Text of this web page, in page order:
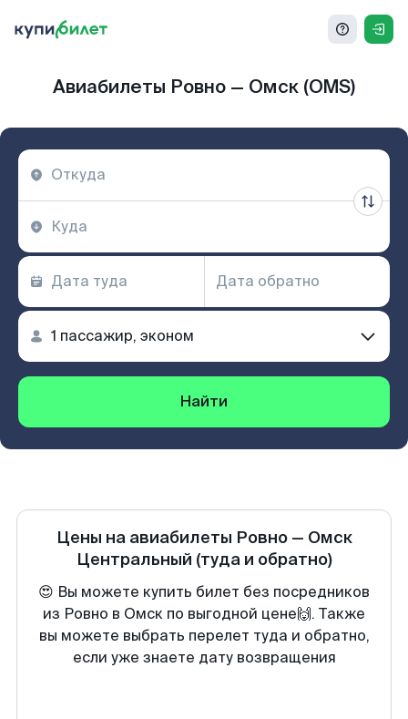
Авиабилеты Ровно — Омск (OMS)
Найти
Цены на авиабилеты Ровно— Омск
Центральный (туда и обратно)
😍 Вы можете купить билет без посредников
из Ровно в Омск по выгодной цене🙌. Также
вы можете выбрать перелет туда и обратно,
если уже знаете дату возвращения